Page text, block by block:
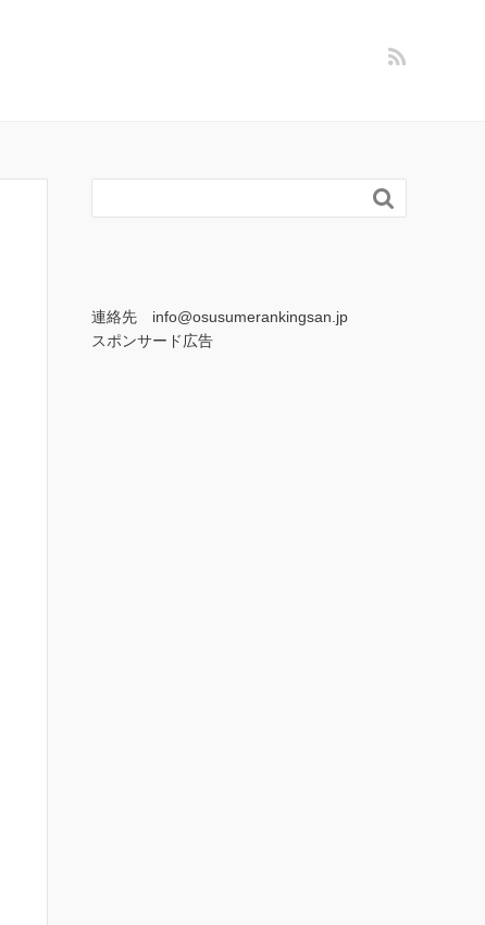

連絡先 info@osusumerankingsan.jp
スポンサード広告